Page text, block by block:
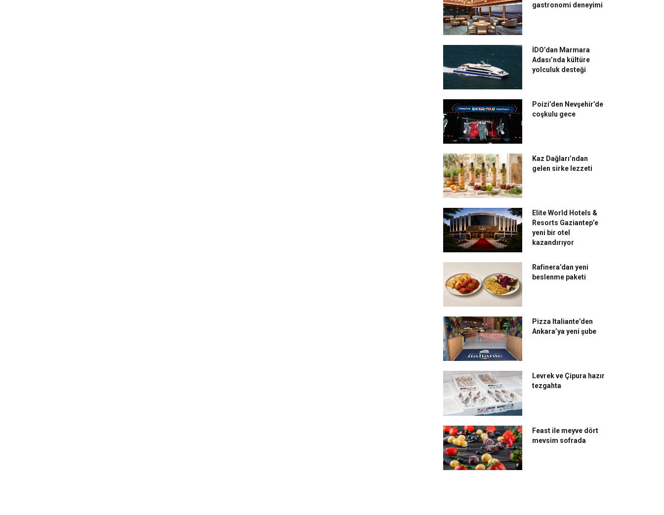
gastronomi deneyimi
İDO’dan Marmara
Adası’nda kültüre
yolculuk desteği
Poizi’den Nevşehir’de
coşkulu gece
Kaz Dağları’ndan
gelen sirke lezzeti
Elite World Hotels &
Resorts Gaziantep’e
yeni bir otel
kazandırıyor
Rafinera’dan yeni
beslenme paketi
Pizza Italiante’den
Ankara’ya yeni şube
Levrek ve Çipura hazır
tezgahta
Feast ile meyve dört
mevsim sofrada